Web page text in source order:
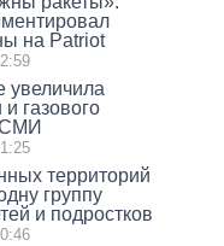
на Patriot
увеличила
газового
СМИ
территорий
группу
и подростков